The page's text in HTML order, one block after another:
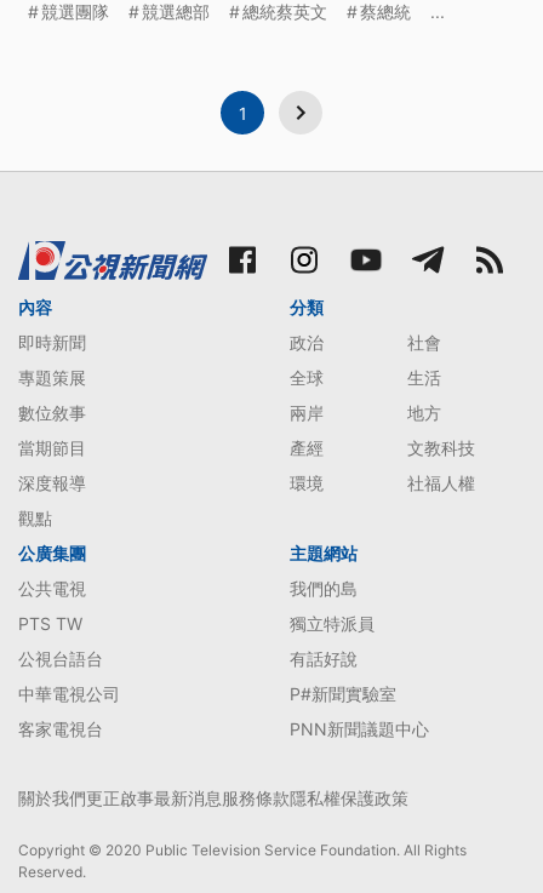
團隊的全國授證大會，總統蔡英文展現好心情。面對
營選戰布局更是積極，授證大
競選團隊 競選總部 總統蔡英文 蔡總統 ...
1
內容
即時新聞
專題策展
數位敘事
當期節目
深度報導
觀點
分類
政治
社會
全球
生活
兩岸
地方
產經
文教科技
環境
社福人權
公廣集團
公共電視
PTS TW
公視台語台
中華電視公司
客家電視台
主題網站
我們的島
獨立特派員
有話好說
P#新聞實驗室
PNN新聞議題中心
關於我們更正啟事最新消息服務條款隱私權保護政策
Copyright © 2020 Public Television Service Foundation. All Rights
Reserved.